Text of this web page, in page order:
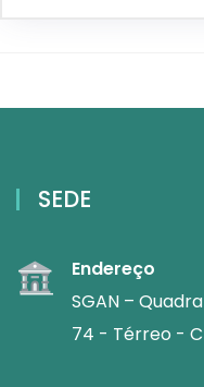
SEDE
Endereço
SGAN –
74 - Térreo -